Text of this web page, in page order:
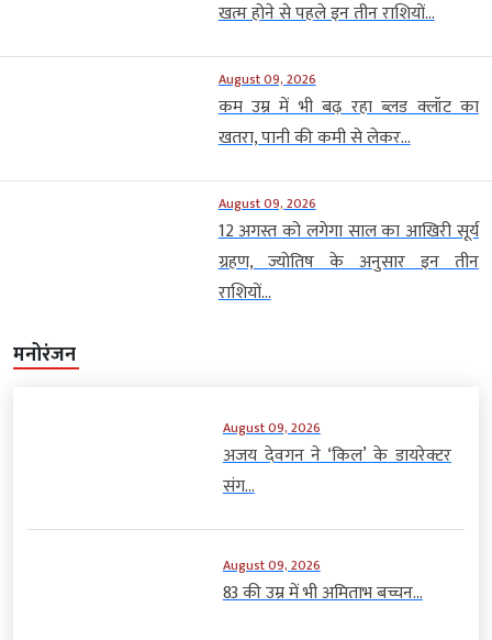
खत्म होने से पहले इन तीन राशियों...
August 09, 2026
कम उम्र में भी बढ़ रहा ब्लड क्लॉट का
खतरा, पानी की कमी से लेकर...
August 09, 2026
12 अगस्त को लगेगा साल का आखिरी सूर्य
ग्रहण, ज्योतिष के अनुसार इन तीन
राशियों...
मनोरंजन
August 09, 2026
अजय देवगन ने ‘किल’ के डायरेक्टर
संग...
August 09, 2026
83 की उम्र में भी अमिताभ बच्चन...